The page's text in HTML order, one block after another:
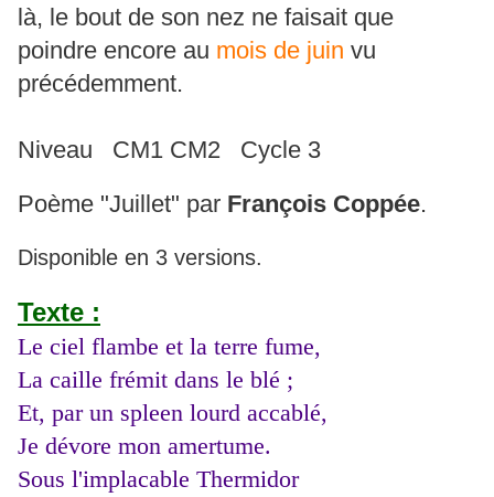
là, le bout de son nez ne faisait que
poindre encore au mois de juin vu
précédemment.
Niveau CM1 CM2 Cycle 3
Poème "Juillet" par François Coppée.
Disponible en 3 versions.
Texte :
Le ciel flambe et la terre fume,
La caille frémit dans le blé ;
Et, par un spleen lourd accablé,
Je dévore mon amertume.
Sous l'implacable Thermidor